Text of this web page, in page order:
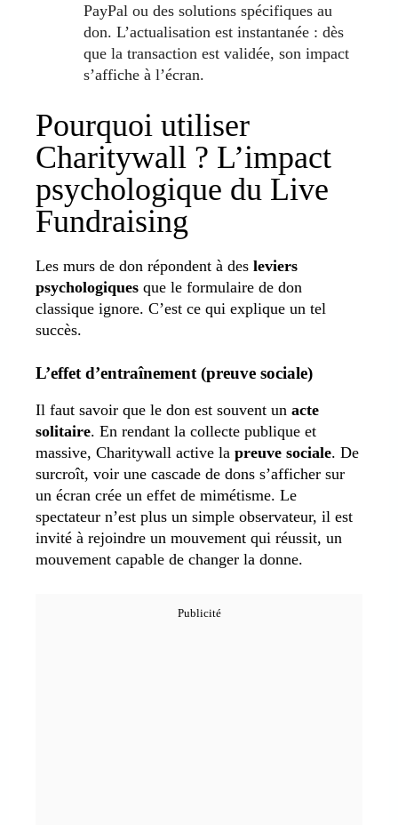
PayPal ou des solutions spécifiques au
don. L’actualisation est instantanée : dès
que la transaction est validée, son impact
s’affiche à l’écran.
Pourquoi utiliser
Charitywall ? L’impact
psychologique du Live
Fundraising
Les murs de don répondent à des leviers
psychologiques que le formulaire de don
classique ignore. C’est ce qui explique un tel
succès.
L’effet d’entraînement (preuve sociale)
Il faut savoir que le don est souvent un acte
solitaire. En rendant la collecte publique et
massive, Charitywall active la preuve sociale. De
surcroît, voir une cascade de dons s’afficher sur
un écran crée un effet de mimétisme. Le
spectateur n’est plus un simple observateur, il est
invité à rejoindre un mouvement qui réussit, un
mouvement capable de changer la donne.